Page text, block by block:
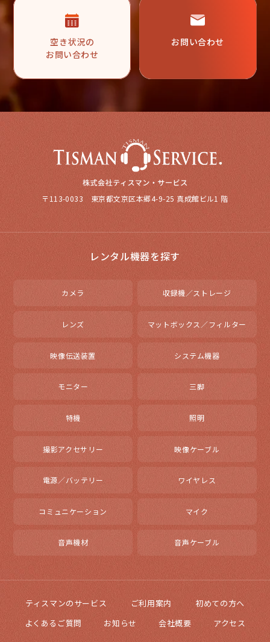
空き状況の
お問い合わせ
お問い合わせ
〒113-0033 東京都文京区本郷4-9-25 真成館ビル1 階
レンタル機器を探す
カメラ 収録機／ストレージ
レンズ マットボックス／フィルター
映像伝送装置 システム機器
モニター 三脚
特機 照明
撮影アクセサリー 映像ケーブル
電源／バッテリー ワイヤレス
コミュニケーション マイク
音声機材 音声ケーブル
ティスマンのサービス ご利用案内
初めての方へ
よくあるご質問
お知らせ 会社概要 アクセス